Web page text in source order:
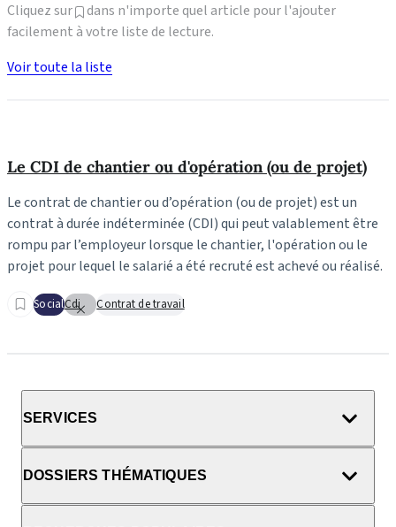
Le CDI de chantier ou d'opération (ou de projet)
Le contrat de chantier ou d’opération (ou de projet) est un
contrat à durée indéterminée (CDI) qui peut valablement être
rompu par l’employeur lorsque le chantier, l'opération ou le
projet pour lequel le salarié a été recruté est achevé ou réalisé.
SocialCdi Contrat de travail
Cliquez sur
dans n'importe quel article pour l'ajouter
facilement à votre liste de lecture.
Voir toute la liste
SERVICES
DOSSIERS THÉMATIQUES